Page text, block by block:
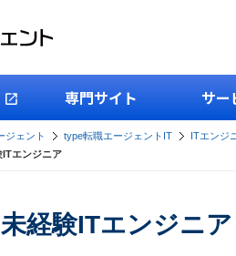
専門サイト サー
ジェント type転職エージェントIT ITエンジ
ITエンジニア
経験ITエンジニア